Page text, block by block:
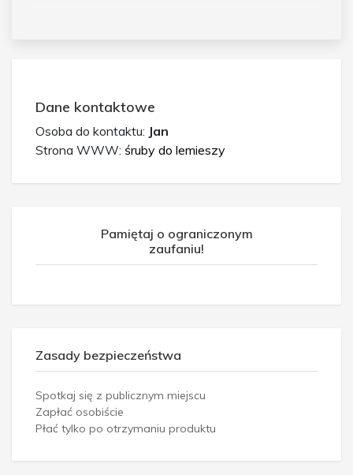
Dane kontaktowe
Osoba do kontaktu: Jan
Strona WWW: śruby do lemieszy
Pamiętaj o ograniczonym
zaufaniu!
Zasady bezpieczeństwa
Spotkaj się z publicznym miejscu
Zapłać osobiście
Płać tylko po otrzymaniu produktu